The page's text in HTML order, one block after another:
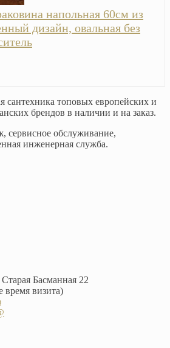
напольная 60см из
дизайн, овальная без
сантехника топовых европейских и
брендов в наличии и на заказ.
сервисное обслуживание,
инженерная служба.
Басманная 22
время визита)